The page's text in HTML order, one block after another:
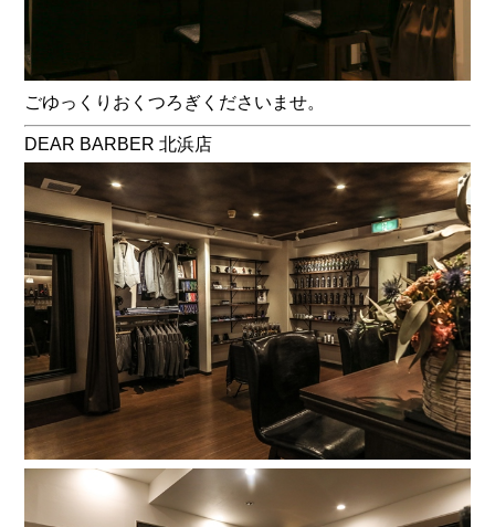
ごゆっくりおくつろぎくださいませ。
DEAR BARBER 北浜店